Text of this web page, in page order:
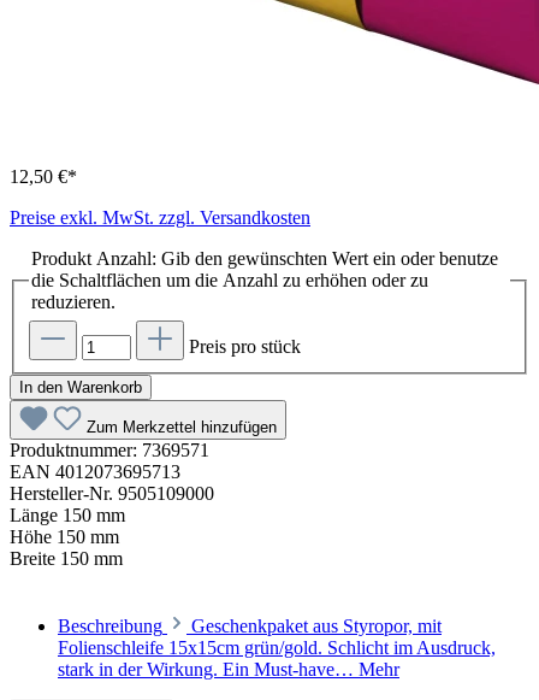
12,50 €*
Preise exkl. MwSt. zzgl. Versandkosten
Produkt Anzahl: Gib den gewünschten Wert ein oder benutze
die Schaltflächen um die Anzahl zu erhöhen oder zu
reduzieren.
Preis pro stück
In den Warenkorb
Zum Merkzettel hinzufügen
Produktnummer: 7369571
EAN 4012073695713
Hersteller-Nr. 9505109000
Länge 150 mm
Höhe 150 mm
Breite 150 mm
Beschreibung
Geschenkpaket aus Styropor, mit
Folienschleife 15x15cm grün/gold. Schlicht im Ausdruck,
stark in der Wirkung. Ein Must-have… Mehr